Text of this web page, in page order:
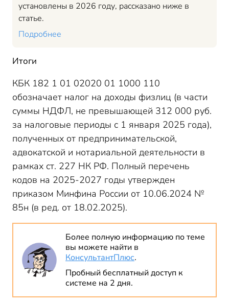
установлены в 2026 году, рассказано ниже в
статье.
Подробнее
Итоги
КБК 182 1 01 02020 01 1000 110
обозначает налог на доходы физлиц (в части
суммы НДФЛ, не превышающей 312 000 руб.
за налоговые периоды с 1 января 2025 года),
полученных от предпринимательской,
адвокатской и нотариальной деятельности в
рамках ст. 227 НК РФ. Полный перечень
кодов на 2025-2027 годы утвержден
приказом Минфина России от 10.06.2024 №
85н (в ред. от 18.02.2025).
Более полную информацию по теме
вы можете найти в
КонсультантПлюс.
Пробный бесплатный доступ к
системе на 2 дня.